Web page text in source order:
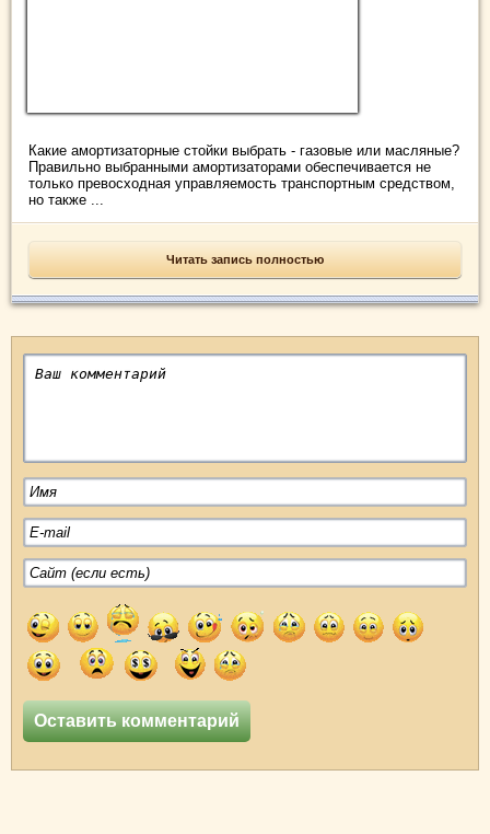
Какие амортизаторные стойки выбрать - газовые или масляные?
Правильно выбранными амортизаторами обеспечивается не
только превосходная управляемость транспортным средством,
но также ...
Читать запись полностью